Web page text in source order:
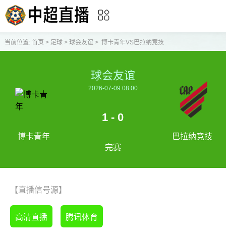
当前位置: 首页 > 足球> 球会友谊 > 博卡青年VS巴拉纳竞技
博卡青年
球会友谊
2026-07-09 08:00
1 - 0
完赛
巴拉纳竞技
【直播信号源】
高清直播 腾讯体育